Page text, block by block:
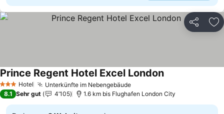
Teilen
3 SterneHotel Unterkünfte im NebengebäudePreise sehen
Prince Regent Hotel Excel LondonPreise sehen
8.1 Sehr gut 4’105 1.6 km bis Flughafen London City